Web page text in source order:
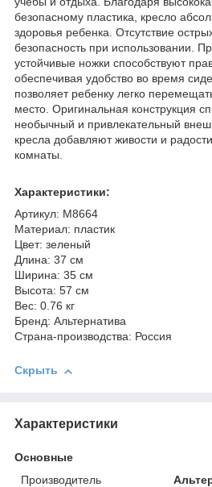
безопасному пластика, кресло
здоровья ребенка. Отсутствие
безопасность при использовании.
устойчивые ножки способствуют
обеспечивая удобство во время
позволяет ребенку легко
место. Оригинальная конструкция
необычный и привлекательный
кресла добавляют живости и
комнаты.
Характеристики:
Артикул: М8664
Материал: пластик
Цвет: зеленый
Длина: 37 см
Ширина: 35 см
Высота: 57 см
Вес: 0.76 кг
Бренд: Альтернатива
Страна-производства: Россия
Скрыть
Характеристики
Основные
Производитель